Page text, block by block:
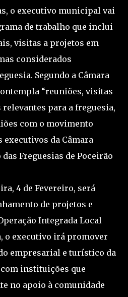
o executivo municipal vai
de trabalho que inclui
visitas a projetos em
considerados
Segundo a Câmara
“reuniões, visitas
relevantes para a freguesia,
com o movimento
executivos da Câmara
Freguesias de Poceirão
4 de Fevereiro, será
de projetos e
Integrada Local
o executivo irá promover
empresarial e turístico da
instituições que
no apoio à comunidade